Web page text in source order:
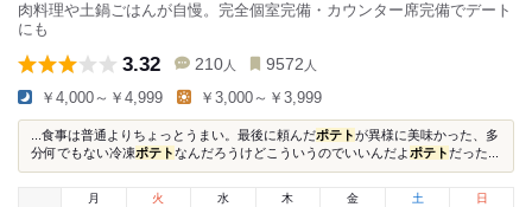
肉料理や土鍋ごはんが自慢。完全個室完備・カウンター席完備でデート
にも
3.32 210 人 9572 人
￥4,000～￥4,999 ￥3,000～￥3,999
...食事は普通よりちょっとうまい。最後に頼んだポテトが異様に美味かった、多
分何でもない冷凍ポテトなんだろうけどこういうのでいいんだよ ポテトだった...
月
火 水 木 金 土 日